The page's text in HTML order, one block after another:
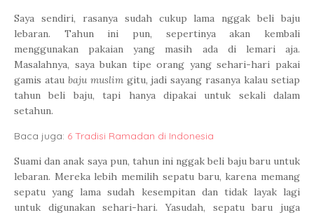
Saya sendiri, rasanya sudah cukup lama nggak beli baju
lebaran. Tahun ini pun, sepertinya akan kembali
menggunakan pakaian yang masih ada di lemari aja.
Masalahnya, saya bukan tipe orang yang sehari-hari pakai
gamis atau baju muslimgitu, jadi sayang rasanya kalau setiap
tahun beli baju, tapi hanya dipakai untuk sekali dalam
setahun.
Baca juga: 6 Tradisi Ramadan di Indonesia
Suami dan anak saya pun, tahun ini nggak beli baju baru untuk
lebaran. Mereka lebih memilih sepatu baru, karena memang
sepatu yang lama sudah kesempitan dan tidak layak lagi
untuk digunakan sehari-hari. Yasudah, sepatu baru juga